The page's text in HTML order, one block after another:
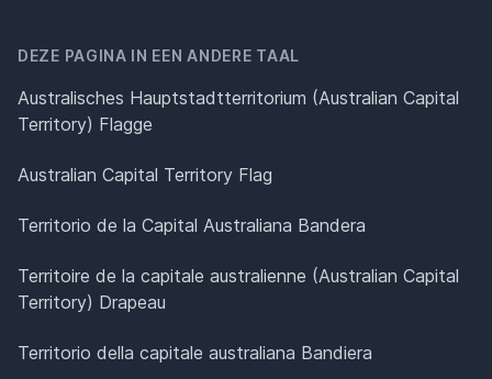
DEZE PAGINA IN EEN ANDERE TAAL
Australisches Hauptstadtterritorium (Australian Capital
Territory) Flagge
Australian Capital Territory Flag
Territorio de la Capital Australiana Bandera
Territoire de la capitale australienne (Australian Capital
Territory) Drapeau
Territorio della capitale australiana Bandiera